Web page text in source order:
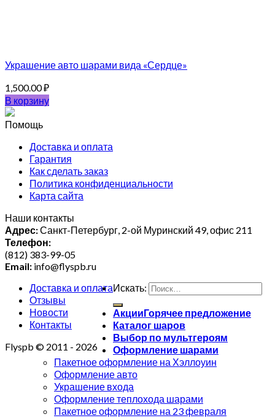
Украшение авто шарами вида «Сердце»
1,500.00₽
В корзину
Помощь
Доставка и оплата
Гарантия
Как сделать заказ
Политика конфиденциальности
Карта сайта
Наши контакты
Адрес:Санкт-Петербург, 2-ой Муринский 49, офис 211
Телефон:
(812) 383-99-05
Email: info@flyspb.ru
Доставка и оплата
Отзывы
Новости
Контакты
Flyspb © 2011 - 2026
Искать:
Акции
Каталог шаров
Выбор по мультгероям
Оформление шарами
Пакетное оформление на Хэллоуин
Оформление авто
Украшение входа
Оформление теплохода шарами
Пакетное оформление на 23 февраля